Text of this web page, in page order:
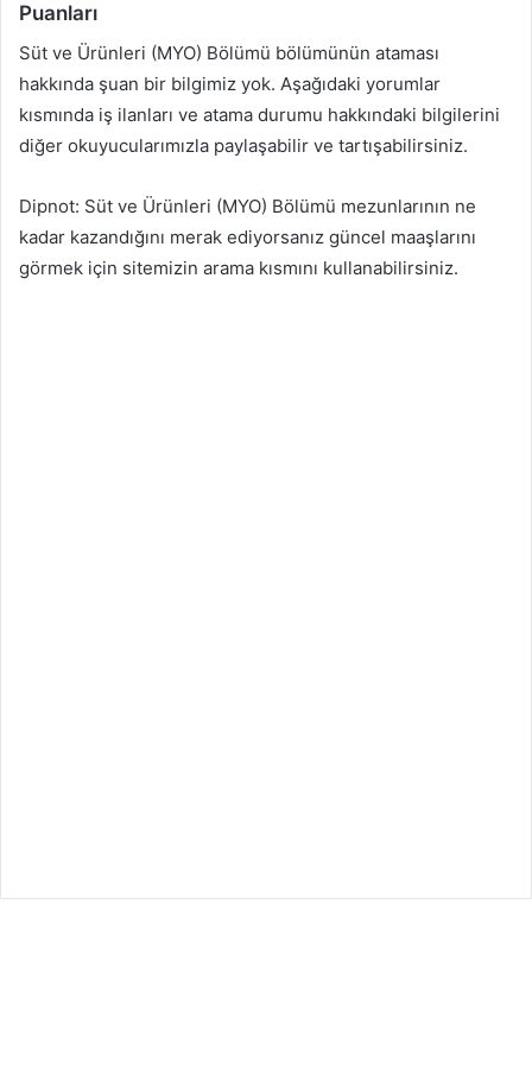
Puanları
Süt ve Ürünleri (MYO) Bölümü bölümünün ataması
hakkında şuan bir bilgimiz yok. Aşağıdaki yorumlar
kısmında iş ilanları ve atama durumu hakkındaki bilgilerini
diğer okuyucularımızla paylaşabilir ve tartışabilirsiniz.
Dipnot: Süt ve Ürünleri (MYO) Bölümü mezunlarının ne
kadar kazandığını merak ediyorsanız güncel maaşlarını
görmek için sitemizin arama kısmını kullanabilirsiniz.